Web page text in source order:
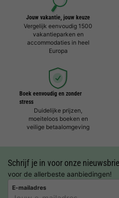
Jouw vakantie, jouw keuze
Vergelijk eenvoudig 1500
vakantieparken en
accommodaties in heel
Europa
Boek eenvoudig en zonder
stress
Duidelijke prijzen,
moeiteloos boeken en
veilige betaalomgeving
Schrijf je in voor onze
voor de allerbeste aanbiedingen!
E-mailadres